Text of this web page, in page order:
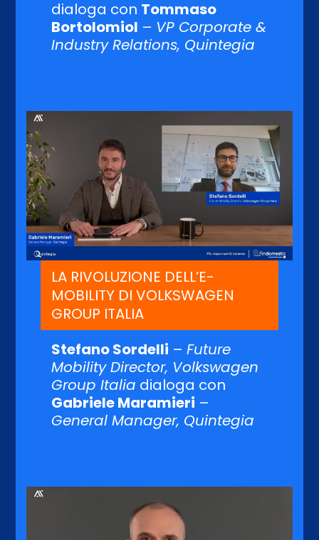
dialoga con Tommaso
Bortolomiol – VP Corporate &
Industry Relations, Quintegia
LA RIVOLUZIONE DELL’E-
MOBILITY DI VOLKSWAGEN
GROUP ITALIA
Stefano Sordelli –Future
Mobility Director, Volkswagen
Group Italia dialoga con
Gabriele Maramieri –
General Manager, Quintegia